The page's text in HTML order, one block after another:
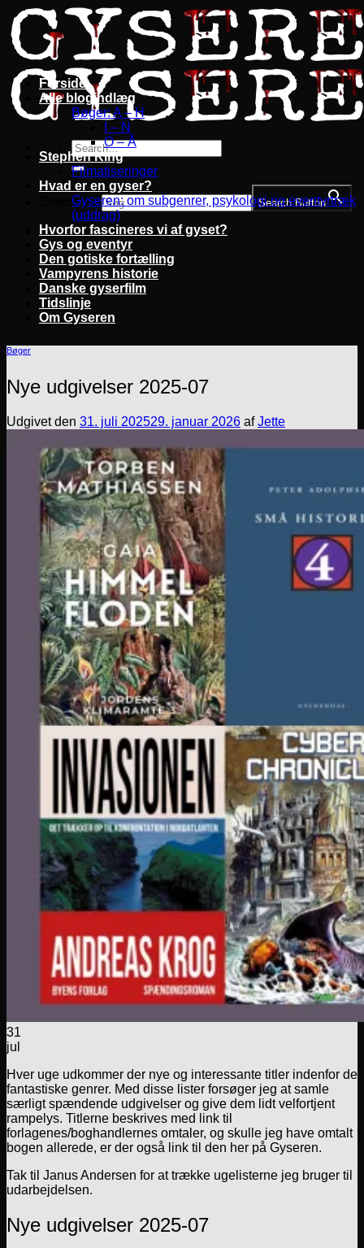
Fortsæt
til
indhold
Search for: Search Button
Forside
Alle blogindlæg
Bøger: A – H
I – N
O – Å
Stephen King
Filmatiseringer
Hvad er en gyser?
Gyseren: om subgenrer, psykologi og eventyrtræk
(uddrag)
Hvorfor fascineres vi af gyset?
Gys og eventyr
Den gotiske fortælling
Vampyrens historie
Danske gyserfilm
Tidslinje
Om Gyseren
Bøger
Nye udgivelser 2025-07
Udgivet den 31. juli 202529. januar 2026 afJette
31
jul
Hver uge udkommer der nye og interessante titler indenfor de
fantastiske genrer. Med disse lister forsøger jeg at samle
særligt spændende udgivelser og give dem lidt velfortjent
rampelys. Titlerne beskrives med link til
forlagenes/boghandlernes omtaler, og skulle jeg have omtalt
bogen allerede, er der også link til den her på Gyseren.
Tak til Janus Andersen for at trække ugelisterne jeg bruger til
udarbejdelsen.
Nye udgivelser 2025-07